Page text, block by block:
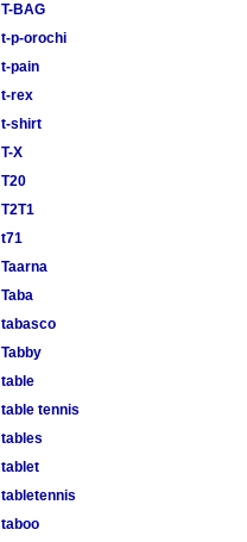
T-BAG
t-p-orochi
t-pain
t-rex
t-shirt
T-X
T20
T2T1
t71
Taarna
Taba
tabasco
Tabby
table
table tennis
tables
tablet
tabletennis
taboo